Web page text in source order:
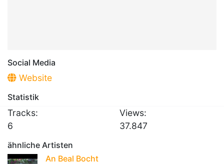
Social Media
Website
Statistik
Tracks:
6
Views:
37.847
ähnliche Artisten
An Beal Bocht